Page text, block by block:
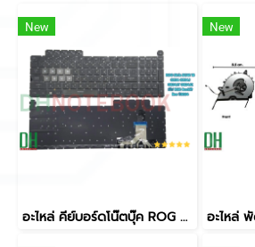
New
อะไหล่ คีย์บอร์ดโน๊ตบุ๊ค ROG Strix SCAR 18 (ปี 2024) ตรงรุ่น G834 / G834J / G834JY / G834JZ มีไฟ Per-Key RGB Backlit
New